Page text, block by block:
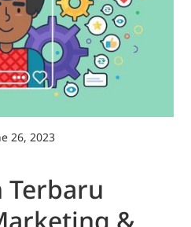
26, 2023
Terbaru